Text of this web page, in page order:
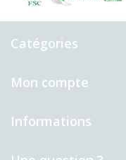
Catégories
Mon compte
Informations